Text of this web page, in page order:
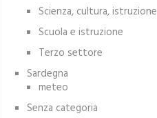
Scienza, cultura, istruzione
Scuola e istruzione
Terzo settore
Sardegna
meteo
Senza categoria